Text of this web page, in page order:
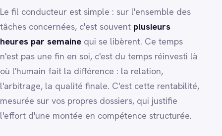
Le fil conducteur est simple : sur l'ensemble des
tâches concernées, c'est souvent plusieurs
heures par semaine qui se libèrent. Ce temps
n'est pas une fin en soi, c'est du temps réinvesti là
où l'humain fait la différence : la relation,
l'arbitrage, la qualité finale. C'est cette rentabilité,
mesurée sur vos propres dossiers, qui justifie
l'effort d'une montée en compétence structurée.